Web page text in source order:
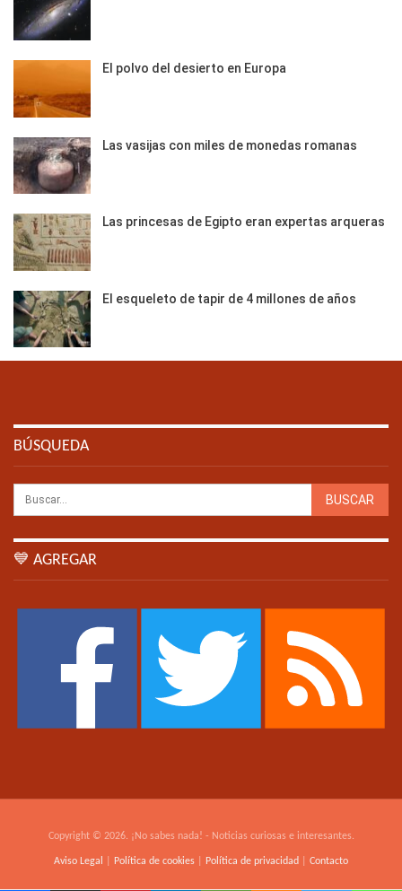
El polvo del desierto en Europa
Las vasijas con miles de monedas romanas
Las princesas de Egipto eran expertas arqueras
El esqueleto de tapir de 4 millones de años
BÚSQUEDA
💙 AGREGAR
Copyright © 2026. ¡No sabes nada! - Noticias curiosas e interesantes.
Aviso Legal Política de cookies Política de privacidad Contacto